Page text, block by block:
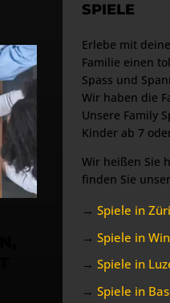
SPIELE
Erlebe mit
Familie einen
Spass und
Wir haben die
Unsere Family
Kinder ab 7
Wir heißen Sie
finden Sie
→ Spiele in
→ Spiele in
→ Spiele in
→ Spiele in